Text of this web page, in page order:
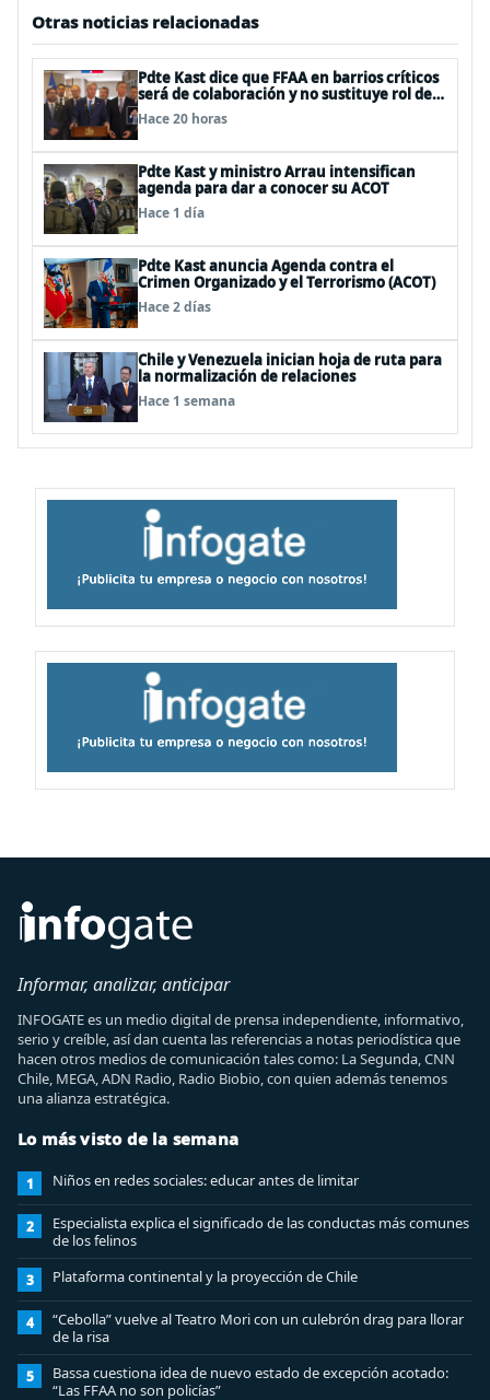
Otras noticias relacionadas
Pdte Kast dice que FFAA en barrios críticos
será de colaboración y no sustituye rol de
policías en control del orden público
Hace 20 horas
Pdte Kast y ministro Arrau intensifican
agenda para dar a conocer su ACOT
Hace 1 día
Pdte Kast anuncia Agenda contra el
Crimen Organizado y el Terrorismo (ACOT)
Hace 2 días
Chile y Venezuela inician hoja de ruta para
la normalización de relaciones
Hace 1 semana
Informar, analizar, anticipar
INFOGATE es un medio digital de prensa independiente, informativo,
serio y creíble, así dan cuenta las referencias a notas periodística que
hacen otros medios de comunicación tales como: La Segunda, CNN
Chile, MEGA, ADN Radio, Radio Biobio, con quien además tenemos
una alianza estratégica.
Lo más visto de la semana
1 Niños en redes sociales: educar antes de limitar
2
Especialista explica el significado de las conductas más comunes
de los felinos
3 Plataforma continental y la proyección de Chile
4
“Cebolla” vuelve al Teatro Mori con un culebrón drag para llorar
de la risa
5
Bassa cuestiona idea de nuevo estado de excepción acotado:
“Las FFAA no son policías”